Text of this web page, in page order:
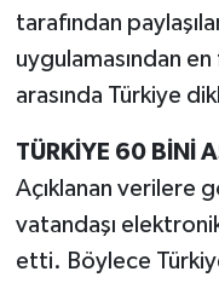
tarafından
uygulamasından
arasında Türkiye
TÜRKİYE 60 BİNİ
Açıklanan verilere
vatandaşı
etti. Böylece
MAGAZİN